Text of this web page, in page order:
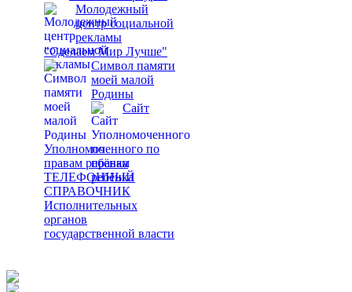
Молодежный
центр социальной
рекламы
"Сделаем Мир Лучше"
Символ памяти
моей малой
Родины
Сайт
Уполномоченного по
правам ребёнка
ТЕЛЕФОННЫЙ
СПРАВОЧНИК
Исполнительных
органов
государственной власти